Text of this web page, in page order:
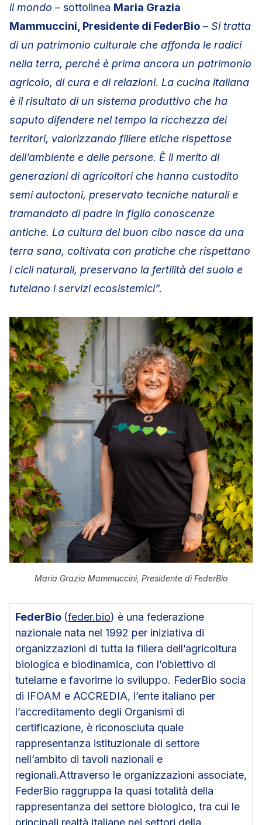
il mondo – sottolinea Maria Grazia
Mammuccini, Presidente di FederBio – Si tratta
di un patrimonio culturale che affonda le radici
nella terra, perché è prima ancora un patrimonio
agricolo, di cura e di relazioni. La cucina italiana
è il risultato di un sistema produttivo che ha
saputo difendere nel tempo la ricchezza dei
territori, valorizzando filiere etiche rispettose
dell’ambiente e delle persone. È il merito di
generazioni di agricoltori che hanno custodito
semi autoctoni, preservato tecniche naturali e
tramandato di padre in figlio conoscenze
antiche. La cultura del buon cibo nasce da una
terra sana, coltivata con pratiche che rispettano
i cicli naturali, preservano la fertilità del suolo e
tutelano i servizi ecosistemici”.
Maria Grazia Mammuccini, Presidente di FederBio
FederBio (feder.bio) è una federazione
nazionale nata nel 1992 per iniziativa di
organizzazioni di tutta la filiera dell’agricoltura
biologica e biodinamica, con l’obiettivo di
tutelarne e favorirne lo sviluppo. FederBio socia
di IFOAM e ACCREDIA, l’ente italiano per
l’accreditamento degli Organismi di
certificazione, è riconosciuta quale
rappresentanza istituzionale di settore
nell’ambito di tavoli nazionali e
regionali.Attraverso le organizzazioni associate,
FederBio raggruppa la quasi totalità della
rappresentanza del settore biologico, tra cui le
principali realtà italiane nei settori della